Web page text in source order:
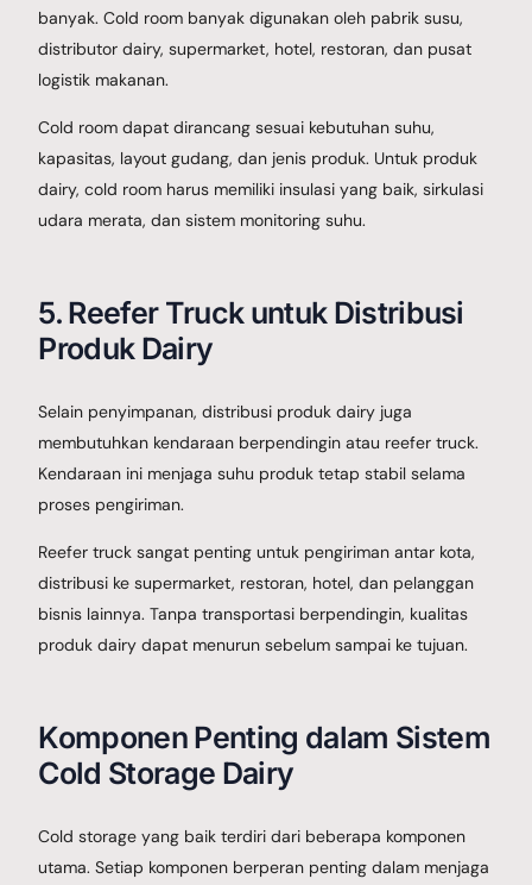
banyak. Cold room banyak digunakan oleh pabrik susu,
distributor dairy, supermarket, hotel, restoran, dan pusat
logistik makanan.
Cold room dapat dirancang sesuai kebutuhan suhu,
kapasitas, layout gudang, dan jenis produk. Untuk produk
dairy, cold room harus memiliki insulasi yang baik, sirkulasi
udara merata, dan sistem monitoring suhu.
5. Reefer Truck untuk Distribusi
Produk Dairy
Selain penyimpanan, distribusi produk dairy juga
membutuhkan kendaraan berpendingin atau reefer truck.
Kendaraan ini menjaga suhu produk tetap stabil selama
proses pengiriman.
Reefer truck sangat penting untuk pengiriman antar kota,
distribusi ke supermarket, restoran, hotel, dan pelanggan
bisnis lainnya. Tanpa transportasi berpendingin, kualitas
produk dairy dapat menurun sebelum sampai ke tujuan.
Komponen Penting dalam Sistem
Cold Storage Dairy
Cold storage yang baik terdiri dari beberapa komponen
utama. Setiap komponen berperan penting dalam menjaga